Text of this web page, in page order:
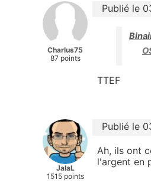
Charlus75
87 points
Publié le
TTEF
JalaL
1515 points
Publié le
Ah, ils ont
l'argent en